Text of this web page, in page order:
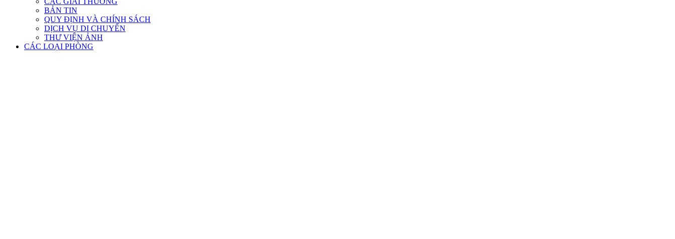
BẢN TIN
QUY ĐỊNH VÀ CHÍNH SÁCH
DỊCH VỤ DI CHUYỂN
THƯ VIỆN ẢNH
CÁC LOẠI PHÒNG